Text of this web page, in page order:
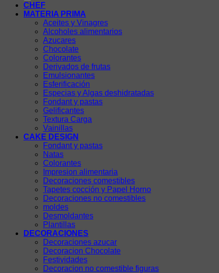
CHEF
MATERIA PRIMA
Aceites y Vinagres
Alcoholes alimentarios
Azucares
Chocolate
Colorantes
Derivados de frutas
Emulsionantes
Esferificación
Especias y Algas deshidratadas
Fondant y pastas
Gelificantes
Textura Carga
Vainillas
CAKE DESIGN
Fondant y pastas
Natas
Colorantes
Impresion alimentaria
Decoraciones comestibles
Tapetes cocción y Papel Horno
Decoraciones no comestibles
moldes
Desmoldantes
Plantillas
DECORACIONES
Decoraciones azucar
Decoracion Chocolate
Festividades
Decoracion no comestible figuras